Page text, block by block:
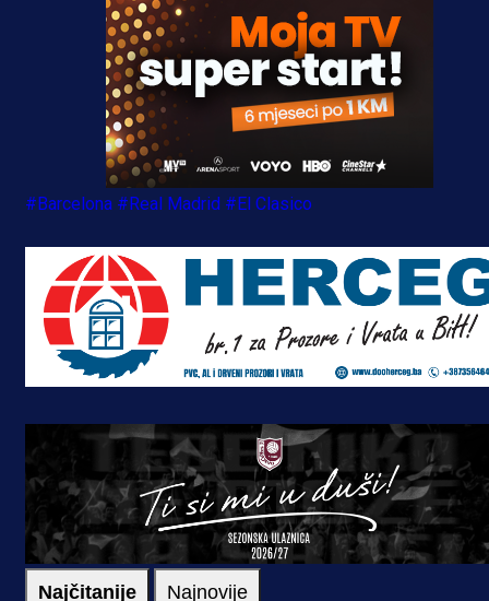
#Barcelona #Real Madrid #El Clasico
Najčitanije Najnovije